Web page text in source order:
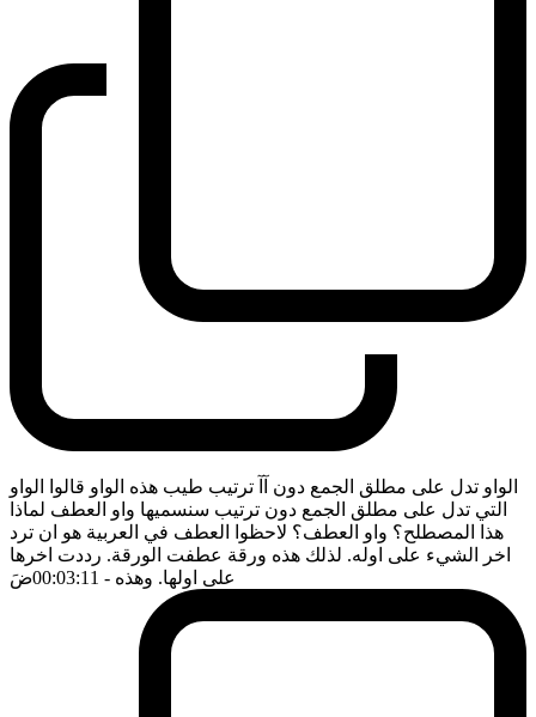
الواو تدل على مطلق الجمع دون آآ ترتيب طيب هذه الواو قالوا الواو
التي تدل على مطلق الجمع دون ترتيب سنسميها واو العطف لماذا
هذا المصطلح؟ واو العطف؟ لاحظوا العطف في العربية هو ان ترد
اخر الشيء على اوله. لذلك هذه ورقة عطفت الورقة. رددت اخرها
على اولها. وهذه - 00:03:11 ضَ